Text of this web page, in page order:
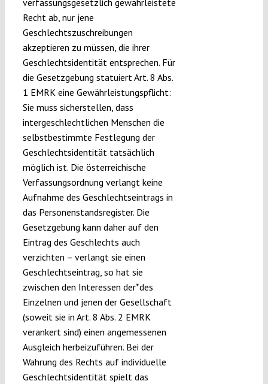
verfassungsgesetzlich gewährleistete
Recht ab, nur jene
Geschlechtszuschreibungen
akzeptieren zu müssen, die ihrer
Geschlechtsidentität entsprechen. Für
die Gesetzgebung statuiert Art. 8 Abs.
1 EMRK eine Gewährleistungspflicht:
Sie muss sicherstellen, dass
intergeschlechtlichen Menschen die
selbstbestimmte Festlegung der
Geschlechtsidentität tatsächlich
möglich ist. Die österreichische
Verfassungsordnung verlangt keine
Aufnahme des Geschlechtseintrags in
das Personenstandsregister. Die
Gesetzgebung kann daher auf den
Eintrag des Geschlechts auch
verzichten – verlangt sie einen
Geschlechtseintrag, so hat sie
zwischen den Interessen der*des
Einzelnen und jenen der Gesellschaft
(soweit sie in Art. 8 Abs. 2 EMRK
verankert sind) einen angemessenen
Ausgleich herbeizuführen. Bei der
Wahrung des Rechts auf individuelle
Geschlechtsidentität spielt das